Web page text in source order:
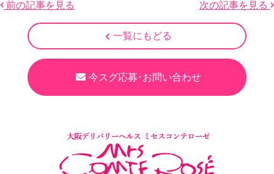
前の記事を見る 次の記事を見る
一覧にもどる
今スグ応募･お問い合わせ